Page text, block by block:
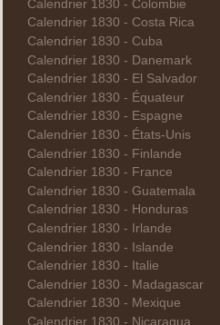
Calendrier 1830 - Colombie
Calendrier 1830 - Costa Rica
Calendrier 1830 - Cuba
Calendrier 1830 - Danemark
Calendrier 1830 - El Salvador
Calendrier 1830 - Équateur
Calendrier 1830 - Espagne
Calendrier 1830 - États-Unis
Calendrier 1830 - Finlande
Calendrier 1830 - France
Calendrier 1830 - Guatemala
Calendrier 1830 - Honduras
Calendrier 1830 - Irlande
Calendrier 1830 - Islande
Calendrier 1830 - Italie
Calendrier 1830 - Madagascar
Calendrier 1830 - Mexique
Calendrier 1830 - Nicaragua